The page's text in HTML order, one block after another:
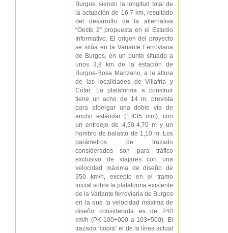
Burgos, siendo la longitud total de
la actuación de 16,7 km, resultado
del desarrollo de la alternativa
“Oeste 2” propuesta en el Estudio
Informativo. El origen del proyecto
se sitúa en la Variante Ferroviaria
de Burgos, en un punto situado a
unos 3,8 km de la estación de
Burgos-Rosa Manzano, a la altura
de las localidades de Villafría y
Cótar. La plataforma a construir
tiene un acho de 14 m, prevista
para albergar una doble vía de
ancho estándar (1.435 mm), con
un entreeje de 4,50-4,70 m y un
hombro de balasto de 1,10 m. Los
parámetros de trazado
considerados son para tráfico
exclusivo de viajares con una
velocidad máxima de diseño de
350 km/h, excepto en el tramo
inicial sobre la plataforma existente
de la Variante ferroviaria de Burgos
en la que la velocidad máxima de
diseño considerada es de 240
km/h (PK 100+000 a 103+500). El
trazado “copia” el de la línea actual